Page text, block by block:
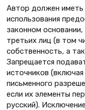
Автор должен иметь
использования
законном
третьих лиц (в том
собственность, а
Запрещается
источников
письменного
если их элементы
русский).